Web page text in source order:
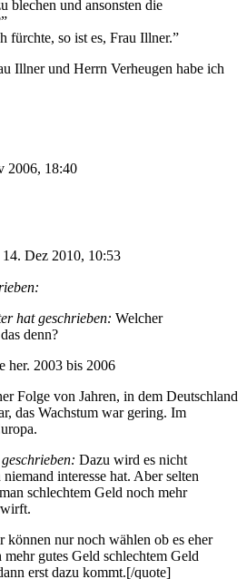
blechen und ansonsten die
so ist es, Frau Illner.”
Illner und Herrn Verheugen habe ich
2006, 18:40
14. Dez 2010, 10:53
hat geschrieben: Welcher
denn?
her. 2003 bis 2006
Folge von Jahren, in dem Deutschland
das Wachstum war gering. Im
Dazu wird es nicht
interesse hat. Aber selten
schlechtem Geld noch mehr
nur noch wählen ob es eher
gutes Geld schlechtem Geld
erst dazu kommt.[/quote]